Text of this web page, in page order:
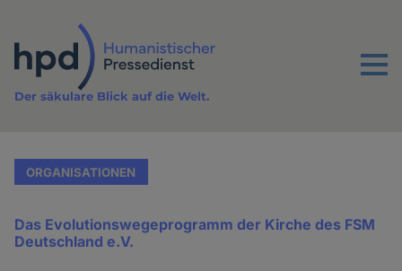
Inhalt
Menu
Der säkulare Blick auf die Welt.
ORGANISATIONEN
Das Evolutionswegeprogramm der Kirche des FSM
Deutschland e.V.